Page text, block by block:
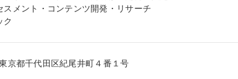
スメント・コンテンツ開発・リサーチ
ク
京都千代田区紀尾井町４番１号